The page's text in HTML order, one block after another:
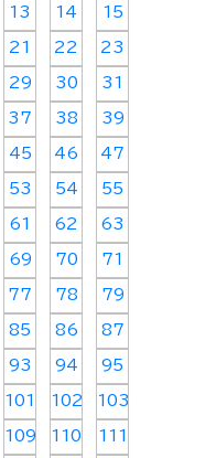
13 14 15
21 22 23
29 30 31
37 38 39
45 46 47
53 54 55
61 62 63
69 70 71
77 78 79
85 86 87
93 94 95
101 102 103
109 110 111